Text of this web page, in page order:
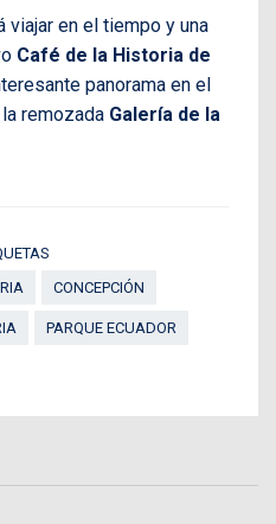
viajar en el tiempo y una
Café de la Historia de
panorama en el
la remozada Galería de la
CONCEPCIÓN
PARQUE ECUADOR